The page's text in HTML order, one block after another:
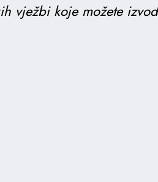
vježbi koje možete